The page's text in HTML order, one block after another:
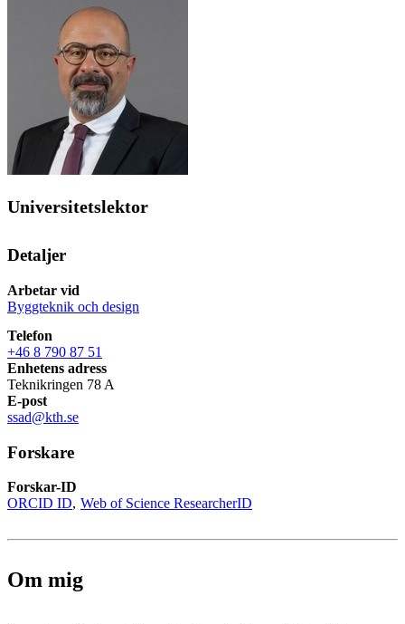
Universitetslektor
Detaljer
Arbetar vid
Byggteknik och design
Telefon
+46 8 790 87 51
Enhetens adress
Teknikringen 78 A
E-post
ssad@kth.se
Forskare
Forskar-ID
ORCID ID Web of Science ResearcherID
Om mig